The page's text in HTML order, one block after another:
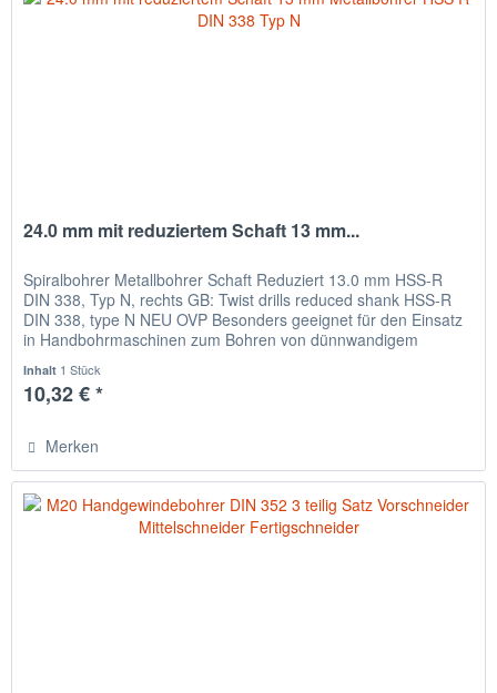
24.0 mm mit reduziertem Schaft 13 mm...
Spiralbohrer Metallbohrer Schaft Reduziert 13.0 mm HSS-R
DIN 338, Typ N, rechts GB: Twist drills reduced shank HSS-R
DIN 338, type N NEU OVP Besonders geeignet für den Einsatz
in Handbohrmaschinen zum Bohren von dünnwandigem
Inhalt 1 Stück
10,32 € *
Merken